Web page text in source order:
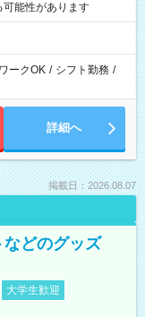
能性があります
ークOK / シフト勤務 /
詳細へ
掲載日：2026.08.07
などのグッズ
大学生歓迎